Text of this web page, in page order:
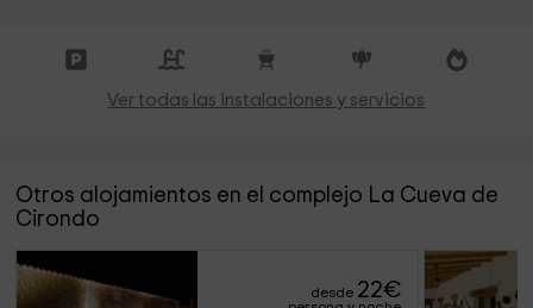
Ver todas las instalaciones y servicios
Otros alojamientos en el complejo La Cueva de
Cirondo
desde 22€